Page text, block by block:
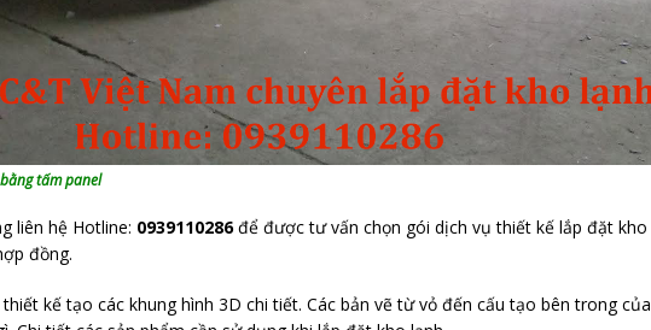
tấm panel
liên hệ Hotline: 0939110286để được tư vấn chọn gói dịch vụ thiết kế lắp đặt kho
đồng.
thiết kế tạo các khung hình 3D chi tiết. Các bản vẽ từ vỏ đến cấu tạo bên trong của